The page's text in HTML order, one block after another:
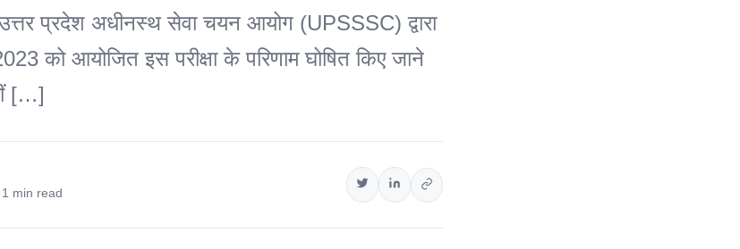
प्रदेश अधीनस्थ सेवा चयन आयोग (UPSSSC) द्वारा
को आयोजित इस परीक्षा के परिणाम घोषित किए जाने
[…]
min read